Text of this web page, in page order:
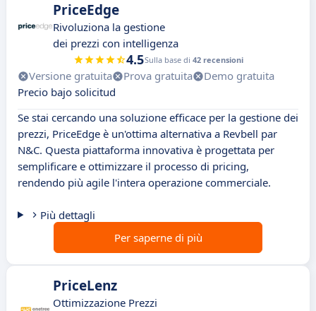
PriceEdge
Rivoluziona la gestione
dei prezzi con intelligenza
4.5Sulla base di 42 recensioni
Versione gratuita Prova gratuita
Demo gratuita
Precio bajo solicitud
Se stai cercando una soluzione efficace per la gestione dei
prezzi, PriceEdge è un'ottima alternativa a Revbell par
N&C. Questa piattaforma innovativa è progettata per
semplificare e ottimizzare il processo di pricing,
rendendo più agile l'intera operazione commerciale.
Più dettagli
Per saperne di più
PriceLenz
Ottimizzazione Prezzi